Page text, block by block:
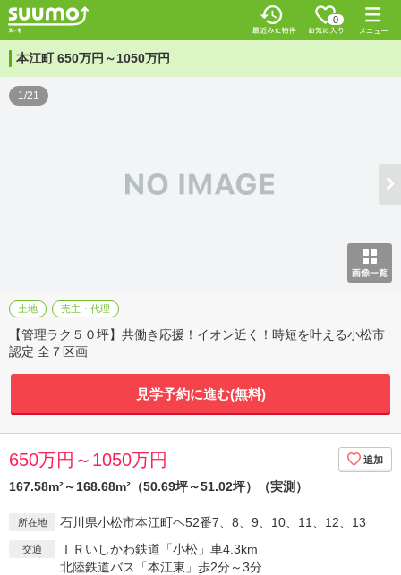
0
本江町 650万円～1050万円
1/21
土地 売主・代理
【管理ラク５０坪】共働き応援！イオン近く！時短を叶える小松市
認定 全７区画
見学予約に進む(無料)
650万円～1050万円
167.58m²～168.68m²（50.69坪～51.02坪）（実測）
所在地 石川県小松市本江町ヘ52番7、8、9、10、11、12、13
交通
ＩＲいしかわ鉄道「小松」車4.3km
北陸鉄道バス「本江東」歩2分～3分